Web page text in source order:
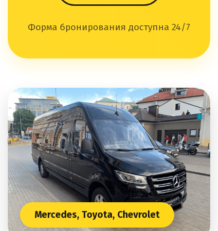
Форма бронирования доступна 24/7
Mercedes, Toyota, Chevrolet